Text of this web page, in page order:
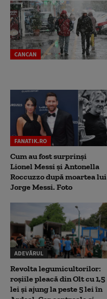
CANCAN
FANATIK.RO
Cum au fost surprinși
Lionel Messi și Antonella
Roccuzzo după moartea lui
Jorge Messi. Foto
ADEVĂRUL
Revolta legumicultorilor:
roșiile pleacă din Olt cu 1,5
lei și ajung la peste 5 lei în